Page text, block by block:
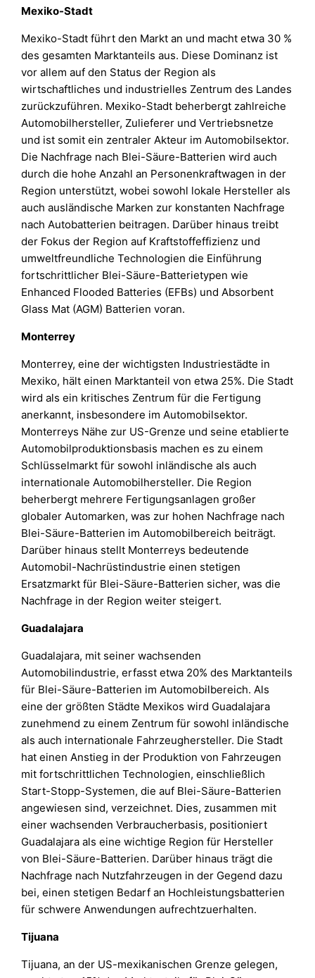
Mexiko-Stadt
Mexiko-Stadt führt den Markt an und macht etwa 30 %
des gesamten Marktanteils aus. Diese Dominanz ist
vor allem auf den Status der Region als
wirtschaftliches und industrielles Zentrum des Landes
zurückzuführen. Mexiko-Stadt beherbergt zahlreiche
Automobilhersteller, Zulieferer und Vertriebsnetze
und ist somit ein zentraler Akteur im Automobilsektor.
Die Nachfrage nach Blei-Säure-Batterien wird auch
durch die hohe Anzahl an Personenkraftwagen in der
Region unterstützt, wobei sowohl lokale Hersteller als
auch ausländische Marken zur konstanten Nachfrage
nach Autobatterien beitragen. Darüber hinaus treibt
der Fokus der Region auf Kraftstoffeffizienz und
umweltfreundliche Technologien die Einführung
fortschrittlicher Blei-Säure-Batterietypen wie
Enhanced Flooded Batteries (EFBs) und Absorbent
Glass Mat (AGM) Batterien voran.
Monterrey
Monterrey, eine der wichtigsten Industriestädte in
Mexiko, hält einen Marktanteil von etwa 25%. Die Stadt
wird als ein kritisches Zentrum für die Fertigung
anerkannt, insbesondere im Automobilsektor.
Monterreys Nähe zur US-Grenze und seine etablierte
Automobilproduktionsbasis machen es zu einem
Schlüsselmarkt für sowohl inländische als auch
internationale Automobilhersteller. Die Region
beherbergt mehrere Fertigungsanlagen großer
globaler Automarken, was zur hohen Nachfrage nach
Blei-Säure-Batterien im Automobilbereich beiträgt.
Darüber hinaus stellt Monterreys bedeutende
Automobil-Nachrüstindustrie einen stetigen
Ersatzmarkt für Blei-Säure-Batterien sicher, was die
Nachfrage in der Region weiter steigert.
Guadalajara
Guadalajara, mit seiner wachsenden
Automobilindustrie, erfasst etwa 20% des Marktanteils
für Blei-Säure-Batterien im Automobilbereich. Als
eine der größten Städte Mexikos wird Guadalajara
zunehmend zu einem Zentrum für sowohl inländische
als auch internationale Fahrzeughersteller. Die Stadt
hat einen Anstieg in der Produktion von Fahrzeugen
mit fortschrittlichen Technologien, einschließlich
Start-Stopp-Systemen, die auf Blei-Säure-Batterien
angewiesen sind, verzeichnet. Dies, zusammen mit
einer wachsenden Verbraucherbasis, positioniert
Guadalajara als eine wichtige Region für Hersteller
von Blei-Säure-Batterien. Darüber hinaus trägt die
Nachfrage nach Nutzfahrzeugen in der Gegend dazu
bei, einen stetigen Bedarf an Hochleistungsbatterien
für schwere Anwendungen aufrechtzuerhalten.
Tijuana
Tijuana, an der US-mexikanischen Grenze gelegen,